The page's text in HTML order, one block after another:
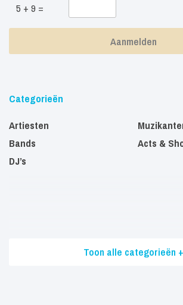
5 + 9 =
Categorieën
Artiesten
Bands
DJ’s
Acts &
Toon alle categorieën +